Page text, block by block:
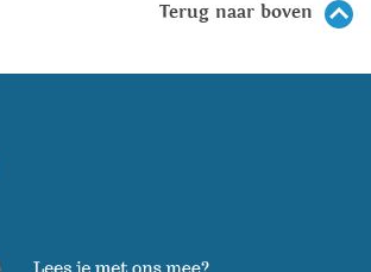
Terug naar boven